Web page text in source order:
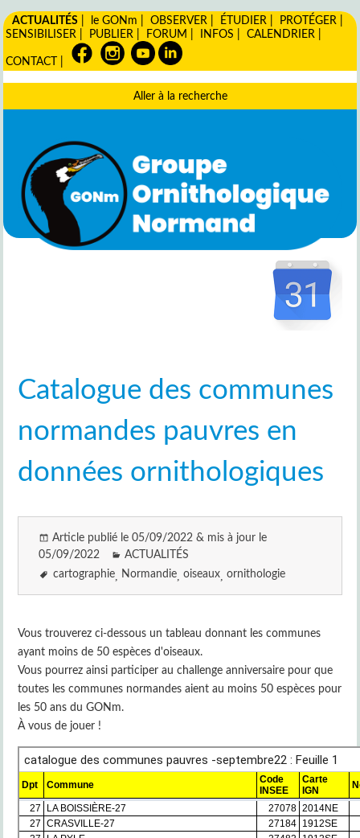
ACTUALITÉS le GONm |OBSERVER ÉTUDIER PROTÉGER
SENSIBILISER
PUBLIER FORUM INFOS |CALENDRIER
CONTACT
Aller à la recherche
Catalogue des communes
normandes pauvres en
données ornithologiques
Article publié le 05/09/2022 & mis à jour le
05/09/2022
ACTUALITÉS
cartographie
Normandie oiseaux ornithologie
Vous trouverez ci-dessous un tableau donnant les communes
ayant moins de 50 espèces d'oiseaux.
Vous pourrez ainsi participer au challenge anniversaire pour que
toutes les communes normandes aient au moins 50 espèces pour
les 50 ans du GONm.
À vous de jouer !